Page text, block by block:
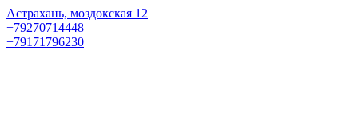
Астрахань, моздокская 12
+79270714448
+79171796230